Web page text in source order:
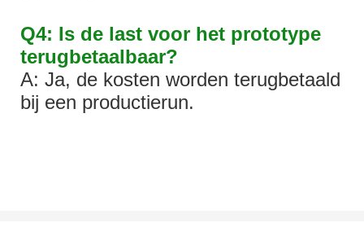
Q4: Is de last voor het prototype
terugbetaalbaar?
A: Ja, de kosten worden terugbetaald
bij een productierun.